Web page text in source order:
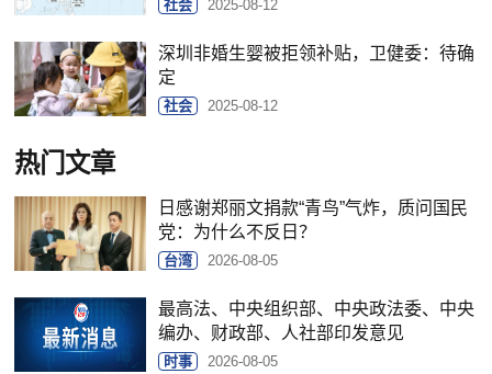
社会 2025-08-12
深圳非婚生婴被拒领补贴，卫健委：待确
定
社会 2025-08-12
热门文章
日感谢郑丽文捐款“青鸟”气炸，质问国民
党：为什么不反日？
台湾 2026-08-05
最高法、中央组织部、中央政法委、中央
编办、财政部、人社部印发意见
时事 2026-08-05